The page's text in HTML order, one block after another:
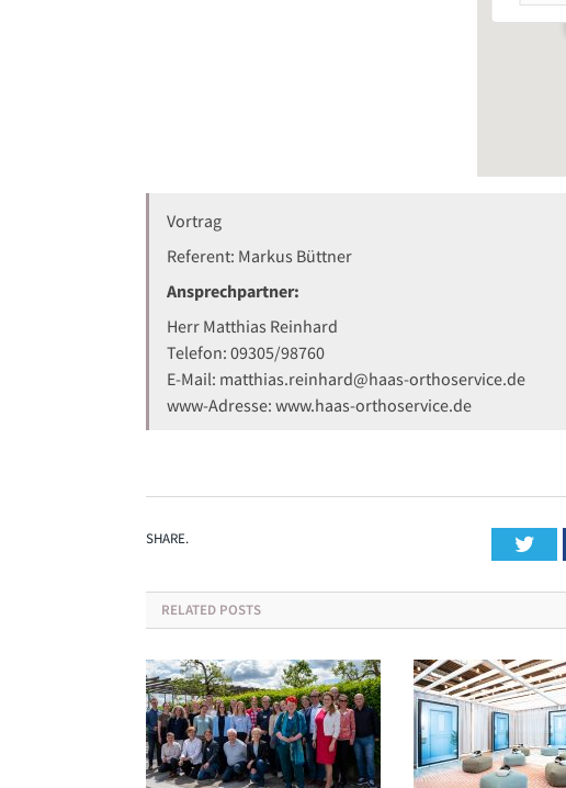
Vortrag
Referent: Markus Büttner
Ansprechpartner:
Herr Matthias Reinhard
Telefon: 09305/98760
E-Mail: matthias.reinhard@haas-orthoservice.de
www-Adresse: www.haas-orthoservice.de
SHARE.
RELATED POSTS